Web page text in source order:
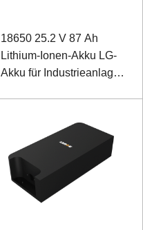
18650 25.2 V 87 Ah
Lithium-Ionen-Akku LG-
Akku für Industrieanlagen